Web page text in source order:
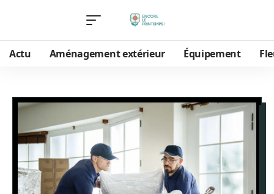
Actu Aménagement extérieur Équipement